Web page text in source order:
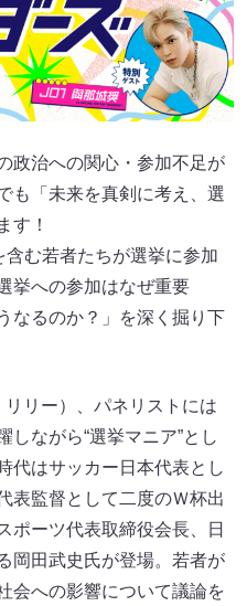
政治への関心・参加不足が
も「未来を真剣に考え、選
す！
む若者たちが選挙に参加
挙への参加はなぜ重要
なるのか？」を深く掘り下
リー）、パネリストには
ながら“選挙マニア”とし
代はサッカー日本代表とし
表監督として二度のＷ杯出
ポーツ代表取締役会長、日
岡田武史氏が登場。若者が
会への影響について議論を